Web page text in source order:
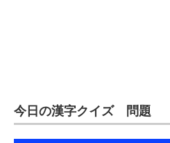
今日の漢字クイズ 問題